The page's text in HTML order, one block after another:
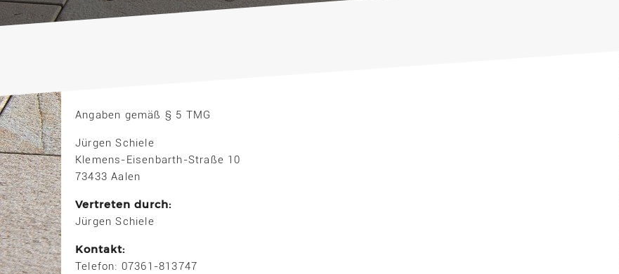
Angaben gemäß § 5 TMG
Jürgen Schiele
Klemens-Eisenbarth-Straße 10
73433 Aalen
Vertreten durch:
Jürgen Schiele
Kontakt:
Telefon: 07361-813747